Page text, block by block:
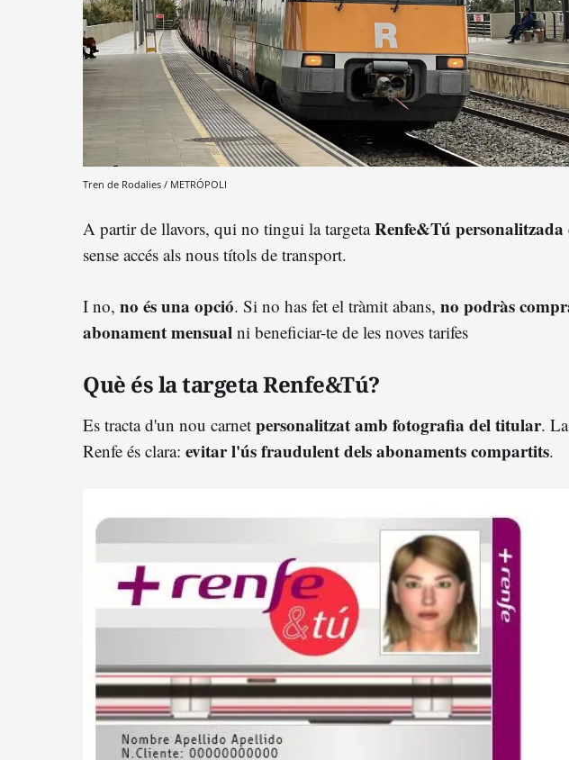
Tren de Rodalies / METRÓPOLI
A partir de llavors, qui no tingui la targetaRenfe&Tú personalitzada
sense accés als nous títols de transport.
I no, no és una opció. Si no has fet el tràmit abans, no podràs
abonament mensual ni beneficiar-te de les noves tarifes
Què és la targeta Renfe&Tú?
Es tracta d'un nou carnet personalitzat amb fotografia del titular.
Renfe és clara: evitar l'ús fraudulent dels abonaments compartits.